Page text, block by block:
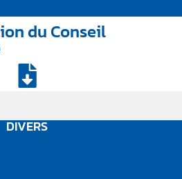
du Conseil
DIVERS